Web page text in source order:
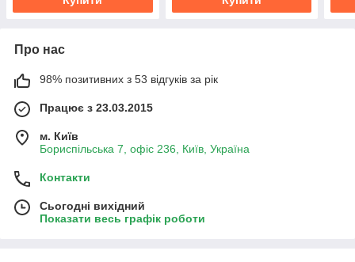
Про нас
98% позитивних з 53 відгуків за рік
Працює з 23.03.2015
м. Київ
Бориспільська 7, офіс 236, Київ, Україна
Контакти
Сьогодні вихідний
Показати весь графік роботи